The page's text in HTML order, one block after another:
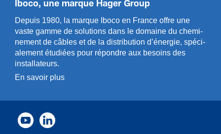
Iboco, une marque Hager Group
Depuis 1980, la marque Iboco en France offre une
vaste gamme de solut­ions dans le domaine du chemi­
n­ement de câbles et de la distri­bution d’énergie, spéci­
a­l­ement étudiées pour répondre aux besoins des
installa­teurs.
En savoir plus